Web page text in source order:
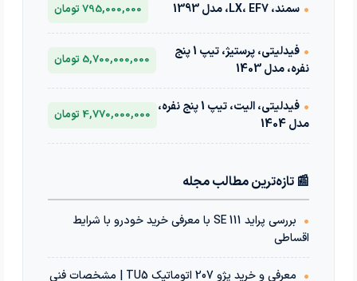
• سمند، LX، EF7، مدل 1393 795,000,000 تومان
•
فیدلیتی، پرستیژ، تیپ 1 پنج
نفره، مدل 1403
5,700,000,000 تومان
•
فیدلیتی، الیت، تیپ 1 پنج نفره،
مدل 1404
4,770,000,000 تومان
📰 تازه‌ترین مطالب مجله
•
بررسی پراید 111 SE با معرفی خرید خودرو با شرایط
اقساطی
• معرفی و خرید پژو 207 اتوماتیک TU5 | مشخصات فنی